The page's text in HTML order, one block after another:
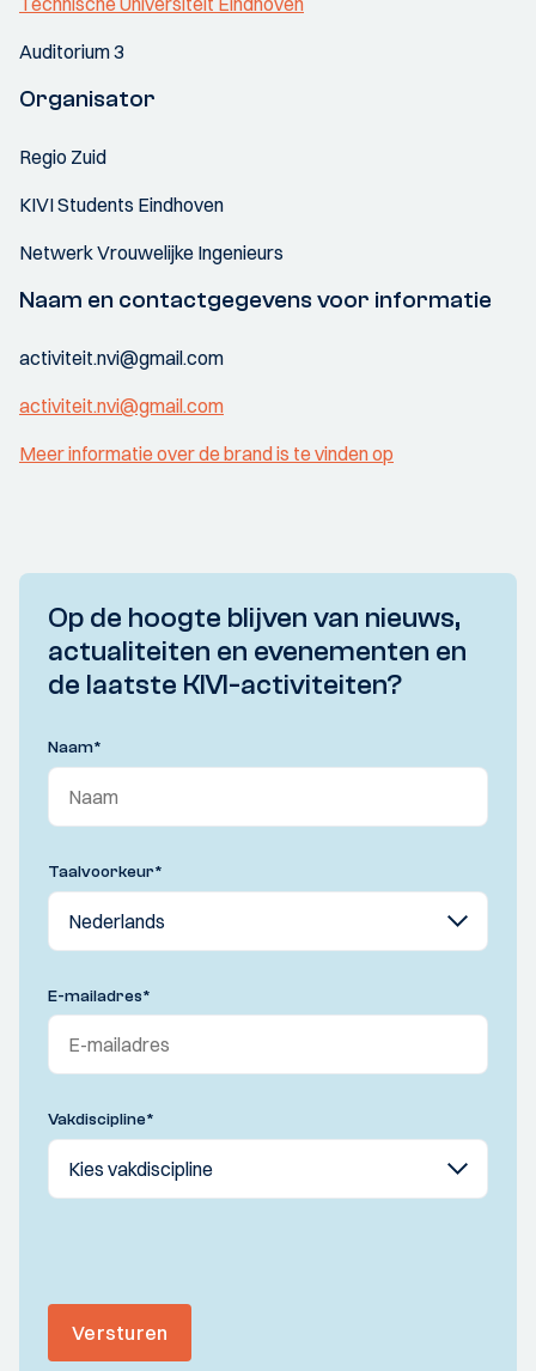
Auditorium 3
Organisator
Regio Zuid
KIVI Students Eindhoven
Netwerk Vrouwelijke Ingenieurs
Naam en contactgegevens voor informatie
activiteit.nvi@gmail.com
activiteit.nvi@gmail.com
Meer informatie over de brand is te vinden op
Op de hoogte blijven van nieuws,
actualiteiten en evenementen en
de laatste KIVI-activiteiten?
Naam*
Taalvoorkeur*
E-mailadres*
Vakdiscipline*
Versturen